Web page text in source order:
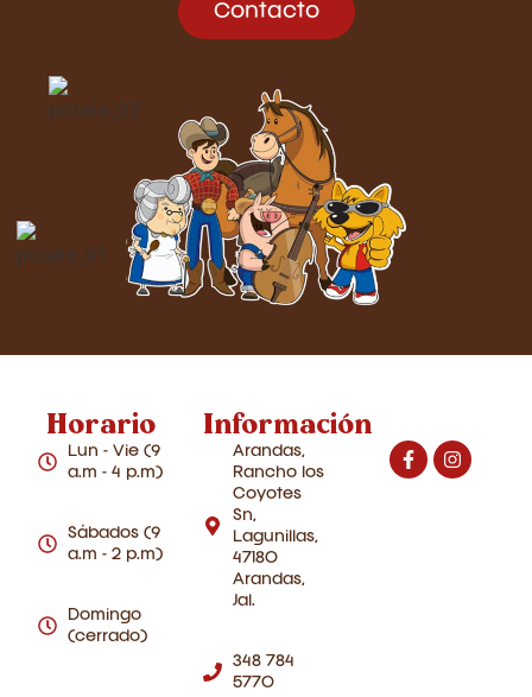
Contacto
Horario
Lun - Vie (9
a.m - 4 p.m)
Sábados (9
a.m - 2 p.m)
Domingo
(cerrado)
Información
Arandas,
Rancho los
Coyotes
Sn,
Lagunillas,
47180
Arandas,
Jal.
348 784
5770